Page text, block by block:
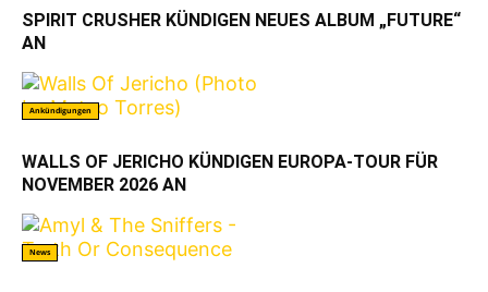
SPIRIT CRUSHER KÜNDIGEN NEUES ALBUM „FUTURE“
AN
Ankündigungen
WALLS OF JERICHO KÜNDIGEN EUROPA-TOUR FÜR
NOVEMBER 2026 AN
News